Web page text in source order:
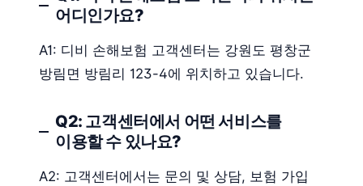
어디인가요?
A1: 디비 손해보험 고객센터는 강원도 평창군
방림면 방림리 123-4에 위치하고 있습니다.
Q2: 고객센터에서 어떤 서비스를
이용할 수 있나요?
A2: 고객센터에서는 문의 및 상담, 보험 가입